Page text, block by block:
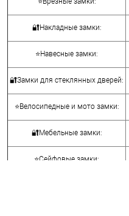
🔐Накладные замки:
⭐Навесные замки:
🔐Замки для стеклянных дверей:
⭐Велосипедные и мото замки:
🔐Мебельные замки:
⭐Сейфовые замки: